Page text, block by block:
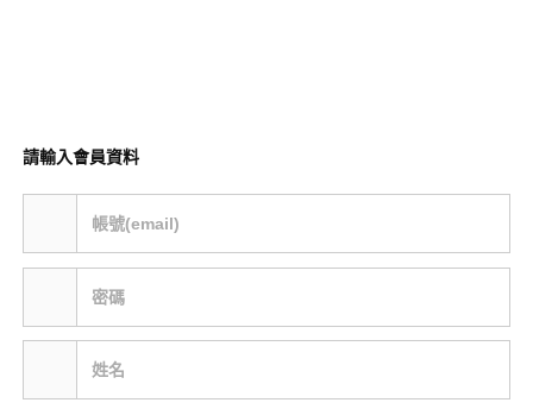
請輸入會員資料
帳號(email)
密碼
姓名